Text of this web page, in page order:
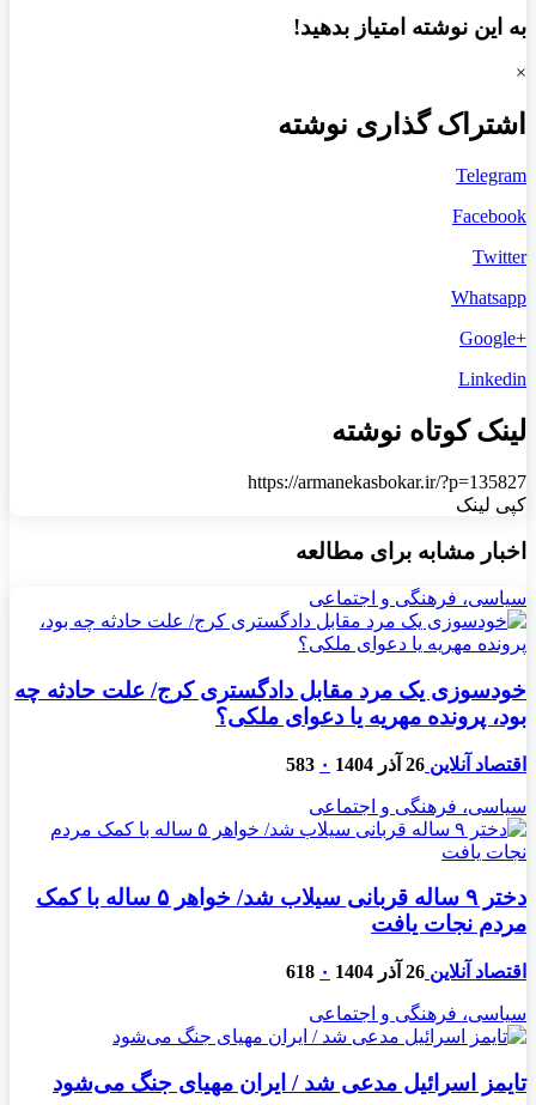
به این نوشته امتیاز بدهید!
×
اشتراک گذاری نوشته
Telegram
Facebook
Twitter
Whatsapp
+Google
Linkedin
لینک کوتاه نوشته
https://armanekasbokar.ir/?p=135827
کپی لینک
اخبار مشابه برای مطالعه
سیاسی، فرهنگی و اجتماعی
خودسوزی یک مرد مقابل دادگستری کرج/ علت حادثه چه
بود، پرونده مهریه‌ یا دعوای ملکی؟
اقتصاد آنلاین 26 آذر 1404 ۰ 583
سیاسی، فرهنگی و اجتماعی
دختر ۹ ساله قربانی سیلاب شد/ خواهر ۵ ساله با کمک
مردم نجات یافت
اقتصاد آنلاین 26 آذر 1404 ۰ 618
سیاسی، فرهنگی و اجتماعی
تایمز اسرائیل مدعی شد / ایران مهیای جنگ می‌شود